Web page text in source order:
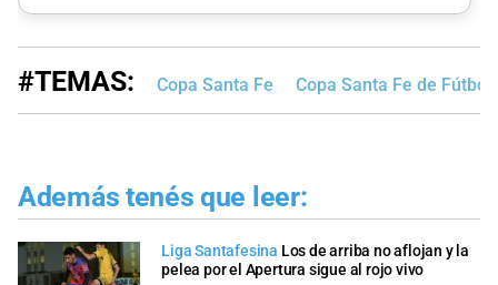
#TEMAS: Copa Santa Fe Copa Santa Fe de Fútbol
Además tenés que leer:
Liga Santafesina Los de arriba no aflojan y la
pelea por el Apertura sigue al rojo vivo